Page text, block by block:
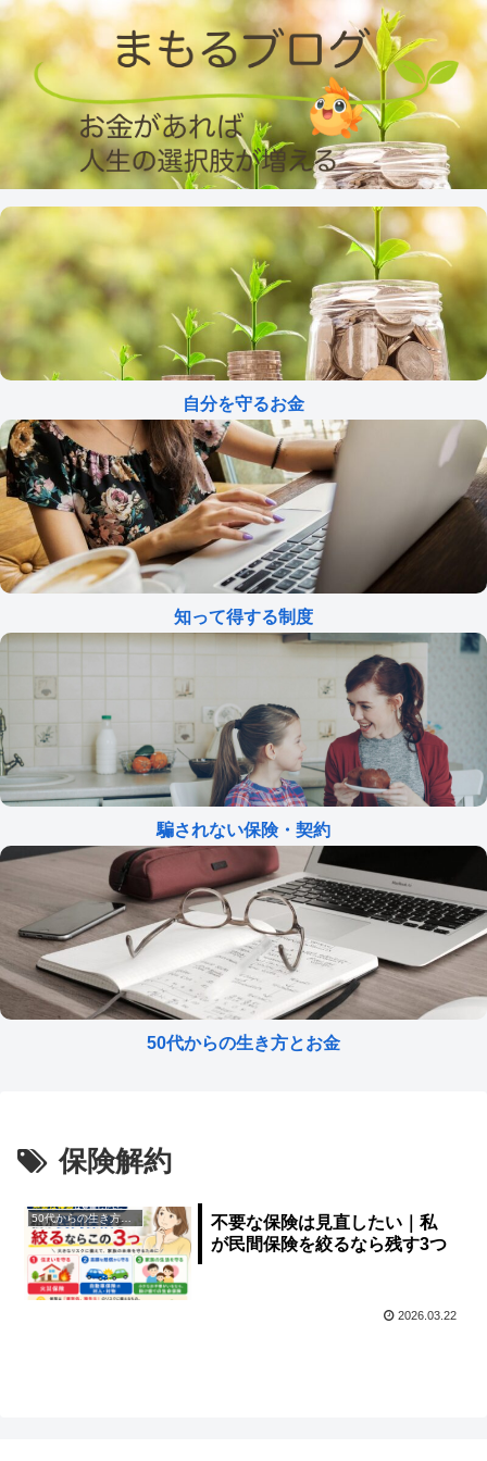
自分を守るお金
知って得する制度
騙されない保険・契約
50代からの生き方とお金
保険解約
50代からの生き方とお金
不要な保険は見直したい｜私
が民間保険を絞るなら残す3つ
2026.03.22